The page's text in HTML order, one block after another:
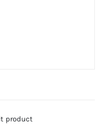
product